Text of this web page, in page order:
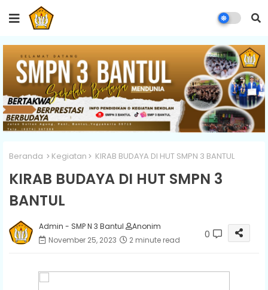
Beranda Kegiatan KIRAB BUDAYA DI HUT SMPN 3 BANTUL
KIRAB BUDAYA DI HUT SMPN 3
BANTUL
Admin - SMP N 3 Bantul
Anonim
November 25, 2023
2 minute read 0